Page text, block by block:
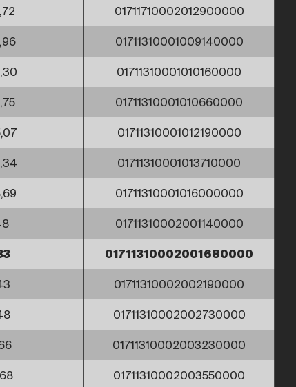
01711710002012900000
01711310001009140000
01711310001010160000
01711310001010660000
01711310001012190000
01711310001013710000
01711310001016000000
01711310002001140000
01711310002001680000
01711310002002190000
01711310002002730000
01711310002003230000
01711310002003550000